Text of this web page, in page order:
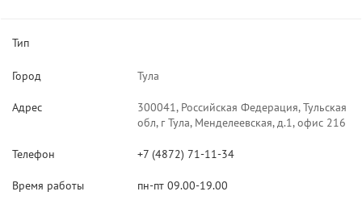
Тип
Город Тула
Адрес
300041, Российская Федерация, Тульская
обл, г Тула, Менделеевская, д.1, офис 216
Телефон +7 (4872) 71-11-34
Время работы пн-пт 09.00-19.00